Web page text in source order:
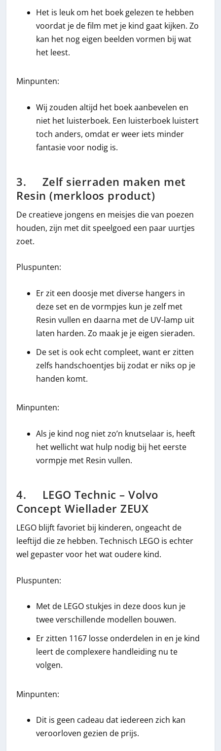
Het is leuk om het boek gelezen te hebben
voordat je de film met je kind gaat kijken. Zo
kan het nog eigen beelden vormen bij wat
het leest.
Minpunten:
Wij zouden altijd het boek aanbevelen en
niet het luisterboek. Een luisterboek luistert
toch anders, omdat er weer iets minder
fantasie voor nodig is.
3. Zelf sierraden maken met
Resin (merkloos product)
De creatieve jongens en meisjes die van poezen
houden, zijn met dit speelgoed een paar uurtjes
zoet.
Pluspunten:
Er zit een doosje met diverse hangers in
deze set en de vormpjes kun je zelf met
Resin vullen en daarna met de UV-lamp uit
laten harden. Zo maak je je eigen sieraden.
De set is ook echt compleet, want er zitten
zelfs handschoentjes bij zodat er niks op je
handen komt.
Minpunten:
Als je kind nog niet zo’n knutselaar is, heeft
het wellicht wat hulp nodig bij het eerste
vormpje met Resin vullen.
4. LEGO Technic – Volvo
Concept Wiellader ZEUX
LEGO blijft favoriet bij kinderen, ongeacht de
leeftijd die ze hebben. Technisch LEGO is echter
wel gepaster voor het wat oudere kind.
Pluspunten:
Met de LEGO stukjes in deze doos kun je
twee verschillende modellen bouwen.
Er zitten 1167 losse onderdelen in en je kind
leert de complexere handleiding nu te
volgen.
Minpunten:
Dit is geen cadeau dat iedereen zich kan
veroorloven gezien de prijs.